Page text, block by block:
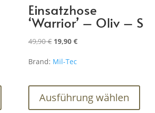
weist
Einsatzhose
‘Warrior’ – Oliv – S
49,90€ Ursprünglicher
war:
19,90€Aktueller
Brand: Mil-Tec
Ausführung wählen
weist